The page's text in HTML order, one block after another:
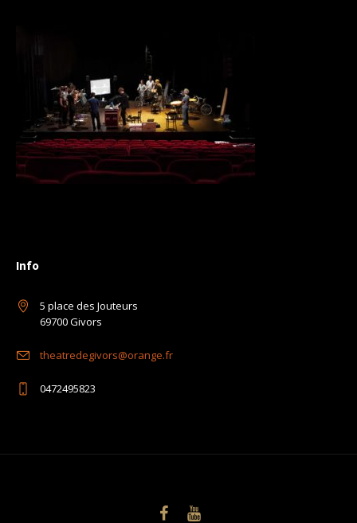
Info
5 place des Jouteurs
69700 Givors
theatredegivors@orange.fr
0472495823